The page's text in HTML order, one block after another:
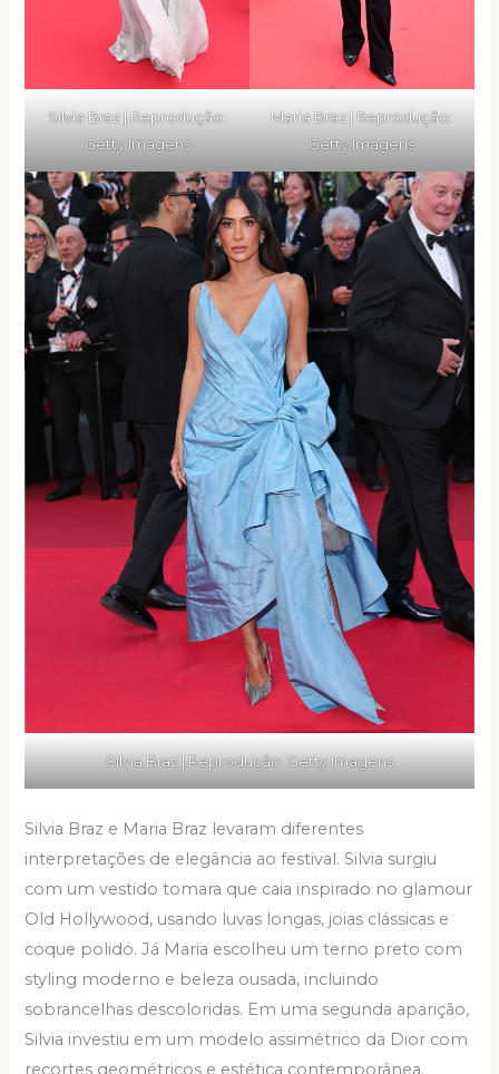
Silvia Braz | Reprodução:
Getty Imagens
Maria Braz | Reprodução:
Getty Imagens
Silvia Braz | Reprodução: Getty Imagens
Silvia Braz e Maria Braz levaram diferentes
interpretações de elegância ao festival. Silvia surgiu
com um vestido tomara que caia inspirado no glamour
Old Hollywood, usando luvas longas, joias clássicas e
coque polido. Já Maria escolheu um terno preto com
styling moderno e beleza ousada, incluindo
sobrancelhas descoloridas. Em uma segunda aparição,
Silvia investiu em um modelo assimétrico da Dior com
recortes geométricos e estética contemporânea.